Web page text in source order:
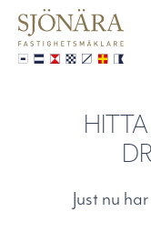
Just nu